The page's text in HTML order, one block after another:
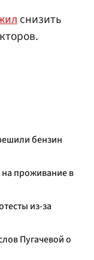
снизить
бензин
на проживание в
из-за
Пугачевой о